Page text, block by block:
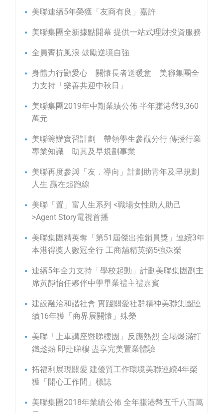
美聯連續5年榮獲「友商有良」嘉許
美聯集團全新據點開幕 提供一站式理財投資服務
全員齊抗風浪 鼓勵逆境自強
身體力行顯愛心 關懷長者送暖意 美聯集團全
力支持「樂善共迎中秋日」
美聯集團2019年中期業績公佈 半年賺港幣9,360
萬元
美聯籌辦實習計劃 帶領學生參觀分行 傳授行業
專業知識 助其及早規劃事業
美聯再度參與「友．導向」計劃助青年及早規劃
人生 贏在起跑線
美聯「置」富人生系列 <職場女性助人助己
>Agent Story電視首播
美聯集團精英奪「第51屆傑出推銷員獎」連續3年
本港得獎人數冠全行 工商舖精英摘5強殊榮
連續5年全力支持「學校起動」計劃美聯集團副主
席黃靜怡任夥伴中學畢業禮主禮嘉賓
建設融洽和諧社會 實踐關愛社群精神美聯集團連
續16年獲「商界展關懷」殊榮
美聯「上車講座暨睇樓團」反應熱烈 全場爆滿打
鐵趁熱 即赴睇樓 盡享完美置業體驗
拓福利展現關愛 建優質工作環境美聯連續4年榮
獲「開心工作間」標誌
美聯集團2018年業績公佈 全年賺港幣五千八百萬